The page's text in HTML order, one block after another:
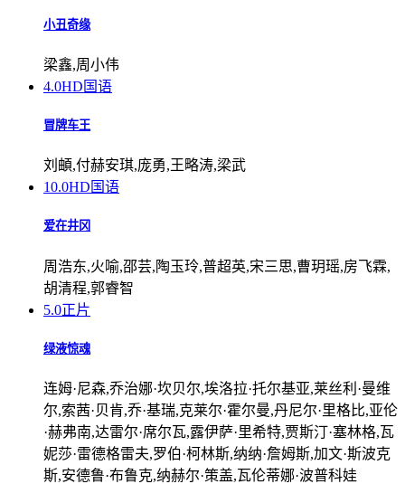
小丑奇缘
梁鑫,周小伟
4.0HD国语
冒牌车王
刘頔,付赫安琪,庞勇,王略涛,梁武
10.0HD国语
爱在井冈
周浩东,火喻,邵芸,陶玉玲,普超英,宋三思,曹玥瑶,房飞霖,
胡清程,郭睿智
5.0正片
绿液惊魂
连姆·尼森,乔治娜·坎贝尔,埃洛拉·托尔基亚,莱丝利·曼维
尔,索茜·贝肯,乔·基瑞,克莱尔·霍尔曼,丹尼尔·里格比,亚伦
·赫弗南,达雷尔·席尔瓦,露伊萨·里希特,贾斯汀·塞林格,瓦
妮莎·雷德格雷夫,罗伯·柯林斯,纳纳·詹姆斯,加文·斯波克
斯,安德鲁·布鲁克,纳赫尔·策盖,瓦伦蒂娜·波普科娃